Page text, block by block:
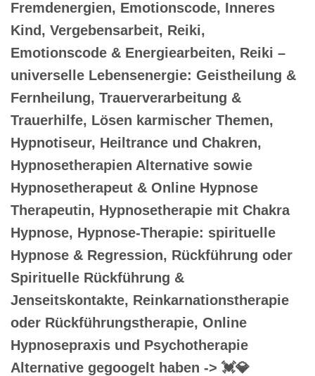
Fremdenergien, Emotionscode, Inneres
Kind, Vergebensarbeit, Reiki,
Emotionscode & Energiearbeiten, Reiki –
universelle Lebensenergie: Geistheilung &
Fernheilung, Trauerverarbeitung &
Trauerhilfe, Lösen karmischer Themen,
Hypnotiseur, Heiltrance und Chakren,
Hypnosetherapien Alternative sowie
Hypnosetherapeut & Online Hypnose
Therapeutin, Hypnosetherapie mit Chakra
Hypnose, Hypnose-Therapie: spirituelle
Hypnose & Regression, Rückführung oder
Spirituelle Rückführung &
Jenseitskontakte, Reinkarnationstherapie
oder Rückführungstherapie, Online
Hypnosepraxis und Psychotherapie
Alternative gegoogelt haben -> 💓️💎